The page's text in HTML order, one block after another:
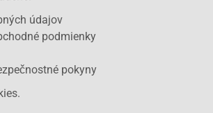
údajov
podmienky
pokyny